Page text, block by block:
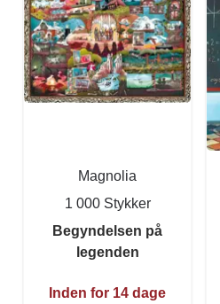
Magnolia
1 000 Stykker
Begyndelsen på
legenden
Inden for 14 dage